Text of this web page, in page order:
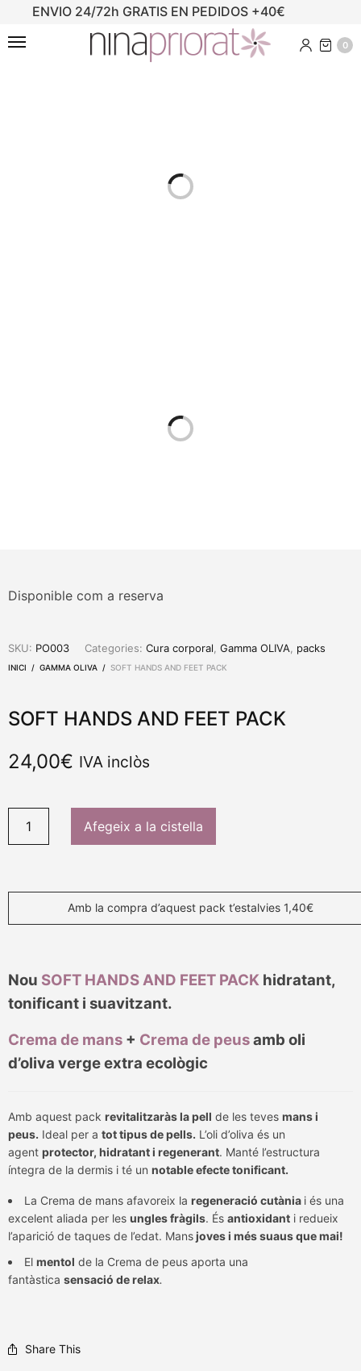
ENVIO 24/72h GRATIS EN PEDIDOS +40€
0
INICI / GAMMA OLIVA / SOFT HANDS AND FEET PACK
SOFT HANDS AND FEET PACK
24,00€ IVA inclòs
Amb la compra d’aquest pack t’estalvies 1,40€
Nou SOFT HANDS AND FEET PACK hidratant,
tonificant i suavitzant.
Crema de mans + Crema de peusamb oli
d’oliva verge extra ecològic
Amb aquest pack revitalitzaràs la pell de les teves mans i
peus. Ideal per a tot tipus de pells. L’oli d’oliva és un
agent protector, hidratant i regenerant. Manté l’estructura
íntegra de la dermis i té un notable efecte tonificant.
La Crema de mans afavoreix la regeneració cutània i és una
excelent aliada per les ungles fràgils. És antioxidant i redueix
l’aparició de taques de l’edat. Mansjoves i més suaus que mai!
El mentol de la Crema de peus aporta una
fantàstica sensació de relax.
Disponible com a reserva
Afegeix a la cistella
Share This
SKU: PO003 Categories: Cura corporal Gamma OLIVA packs